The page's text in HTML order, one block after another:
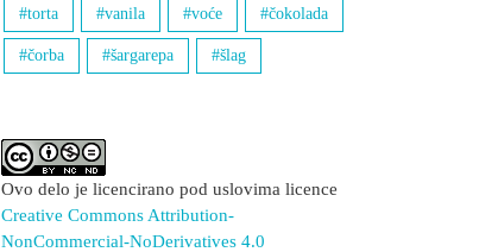
torta vanila voće čokolada
čorba šargarepa šlag
Ovo delo je licencirano pod uslovima licence
Creative Commons Attribution-
NonCommercial-NoDerivatives 4.0